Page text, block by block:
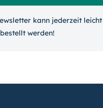
kann jeder­zeit leicht
werden!